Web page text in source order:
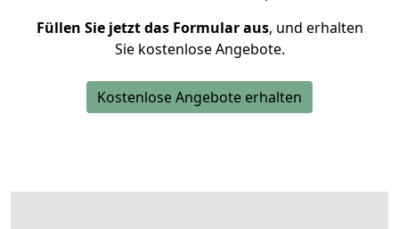
Füllen Sie jetzt das Formular aus, und erhalten
Sie kostenlose Angebote.
Kostenlose Angebote erhalten